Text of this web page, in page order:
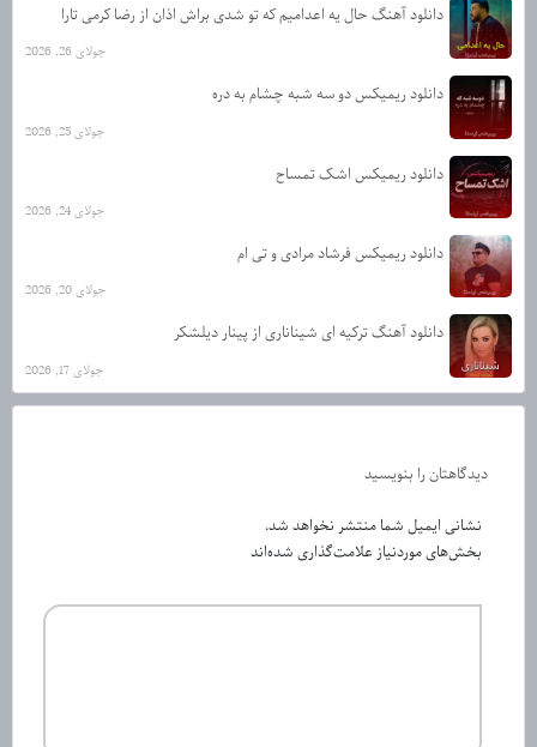
دانلود آهنگ حال یه اعدامیم که تو شدی براش اذان از رضا کرمی تارا
جولای 26, 2026
دانلود ریمیکس دو سه شبه چشام به دره
جولای 25, 2026
دانلود ریمیکس اشک تمساح
جولای 24, 2026
دانلود ریمیکس فرشاد مرادی و تی ام
جولای 20, 2026
دانلود آهنگ ترکیه ای شیناناری از پینار دیلشکر
جولای 17, 2026
دیدگاهتان را بنویسید
نشانی ایمیل شما منتشر نخواهد شد.
بخش‌های موردنیاز علامت‌گذاری شده‌اند